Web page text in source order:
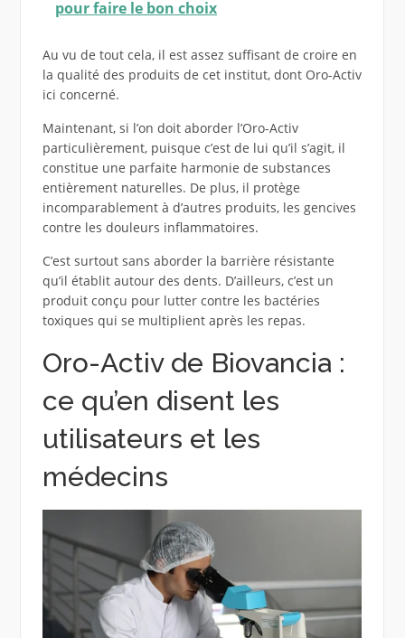
pour faire le bon choix
Au vu de tout cela, il est assez suffisant de croire en
la qualité des produits de cet institut, dont Oro-Activ
ici concerné.
Maintenant, si l’on doit aborder l’Oro-Activ
particulièrement, puisque c’est de lui qu’il s’agit, il
constitue une parfaite harmonie de substances
entièrement naturelles. De plus, il protège
incomparablement à d’autres produits, les gencives
contre les douleurs inflammatoires.
C’est surtout sans aborder la barrière résistante
qu’il établit autour des dents. D’ailleurs, c’est un
produit conçu pour lutter contre les bactéries
toxiques qui se multiplient après les repas.
Oro-Activ de Biovancia :
ce qu’en disent les
utilisateurs et les
médecins